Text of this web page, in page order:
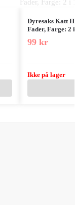
Dyresaks Katt
Fader, Farge: 2
99 kr
Ikke på lager